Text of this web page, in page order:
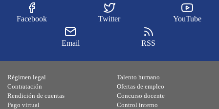
Facebook Twitter YouTube
Email RSS
Régimen legal
Contratación
Rendición de cuentas
Pago virtual
Talento humano
Ofertas de empleo
Concurso docente
Control interno